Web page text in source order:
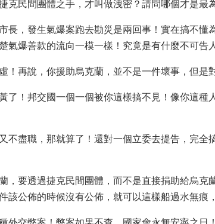
克民間團體之手，才叫做洩密？請問哪個才是最
長，發生氣爆案跑去勘災是兩回事！實在搞不懂
氣爆善款的流向一模一樣！究竟是有什麼不可告
！再說，你援助烏克蘭，並不是一件壞事，但是
了！邦交國一個一個被你這樣搞不見！像你這種
不盡職，那就算了！還對一個立委去提告，完全
，要透過捷克民間團體，而不是直接捐助給烏克
該公佈的時候沒有公佈，就可以這樣船過水無痕